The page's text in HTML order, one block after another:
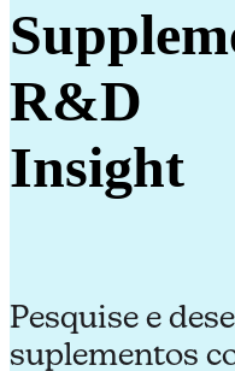
R&D
Insight
Pesquise e
suplementos